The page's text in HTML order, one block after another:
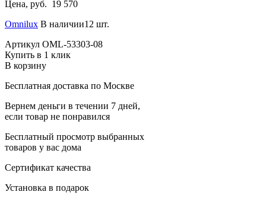
Цена, руб. 19 570
Omnilux В наличии12 шт.
Артикул OML-53303-08
Купить в 1 клик
В корзину
Бесплатная доставка по Москве
Вернем деньги в течении 7 дней,
если товар не понравился
Бесплатный просмотр выбранных
товаров у вас дома
Сертификат качества
Установка в подарок